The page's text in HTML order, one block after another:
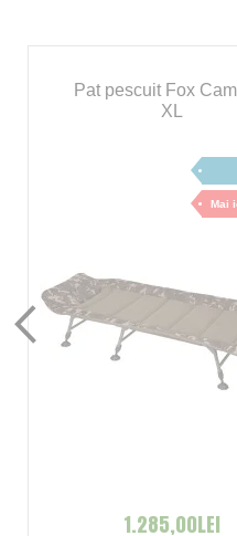
Pat pescuit Fox
XL
Mai
1.285,00LEI